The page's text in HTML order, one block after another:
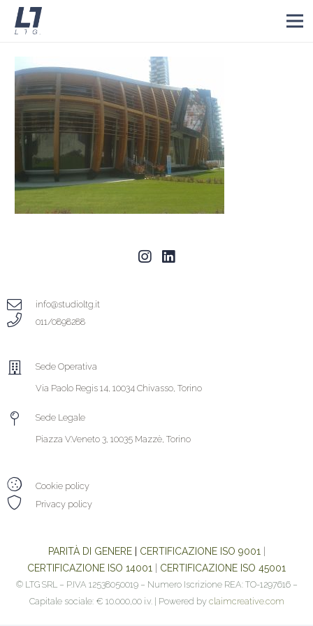
info@studioltg.it
011/0898288
Sede Operativa
Via Paolo Regis 14, 10034 Chivasso, Torino
Sede Legale
Piazza V.Veneto 3, 10035 Mazzè, Torino
Cookie policy
Privacy policy
PARITÀ DI GENERE| CERTIFICAZIONE ISO 9001 |
CERTIFICAZIONE ISO 14001 | CERTIFICAZIONE ISO 45001
© LTG SRL – P.IVA 12538050019 – Numero Iscrizione REA: TO-1297616 –
Capitale sociale: € 10.000,00 i.v. | Powered by claimcreative.com